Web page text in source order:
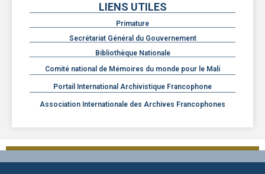
LIENS UTILES
Primature
Secrétariat Général du Gouvernement
Bibliothèque Nationale
Comité national de Mémoires du monde pour le Mali
Portail International Archivistique Francophone
Association Internationale des Archives Francophones